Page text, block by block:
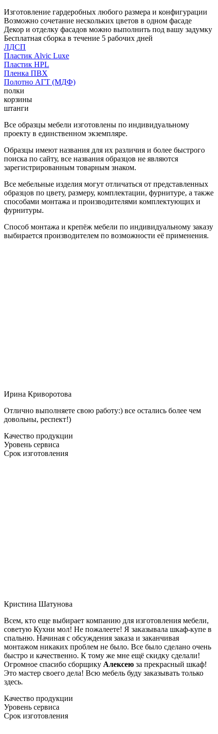
Изготовление гардеробных любого размера и конфигурации
Возможно сочетание нескольких цветов в одном фасаде
Декор и отделку фасадов можно выполнить под вашу задумку
Бесплатная сборка в течение 5 рабочих дней
ЛДСП
Пластик Alvic Luxe
Пластик HPL
Пленка ПВХ
Полотно АГТ (МДФ)
полки
корзины
штанги
Все образцы мебели изготовлены по индивидуальному
проекту в единственном экземпляре.
Образцы имеют названия для их различия и более быстрого
поиска по сайту, все названия образцов не являются
зарегистрированным товарным знаком.
Все мебельные изделия могут отличаться от представленных
образцов по цвету, размеру, комплектации, фурнитуре, а также
способами монтажа и производителями комплектующих и
фурнитуры.
Способ монтажа и крепёж мебели по индивидуальному заказу
выбирается производителем по возможности её применения.
Ирина Криворотова
Отлично выполняете свою работу:) все остались более чем
довольны, респект!)
Качество продукции
Уровень сервиса
Срок изготовления
Кристина Шатунова
Всем, кто еще выбирает компанию для изготовления мебели,
советую Кухни мол! Не пожалеете! Я заказывала шкаф-купе в
спальню. Начиная с обсуждения заказа и заканчивая
монтажом никаких проблем не было. Все было сделано очень
быстро и качественно. К тому же мне ещё скидку сделали!
Огромное спасибо сборщику Алексею за прекрасный шкаф!
Это мастер своего дела! Всю мебель буду заказывать только
здесь.
Качество продукции
Уровень сервиса
Срок изготовления